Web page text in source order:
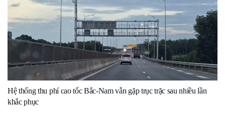
Hệ thống thu phí cao tốc Bắc-Nam vẫn gặp trục trặc sau nhiều lần
khắc phục